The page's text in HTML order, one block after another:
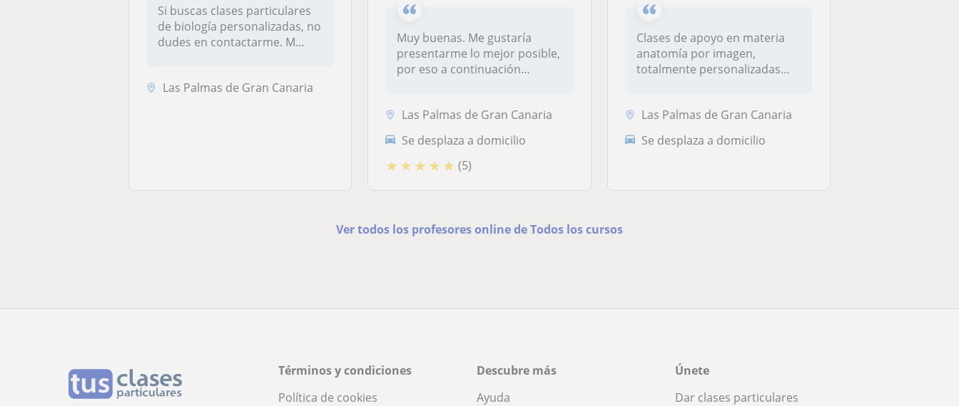
Si buscas clases particulares
de biología personalizadas, no
dudes en contactarme. M...
Las Palmas de Gran Canaria
Muy buenas. Me gustaría
presentarme lo mejor posible,
por eso a continuación
Las Palmas de Gran Canaria
Se desplaza a domicilio
★ ★ ★ ★ ★ (5)
Clases de apoyo en materia
anatomía por imagen,
totalmente personalizadas
Las Palmas de Gran Canaria
Se desplaza a domicilio
Ver todos los profesores online de Todos los cursos
Términos y condiciones
Política de cookies
Descubre más
Ayuda
Únete
Dar clases particulares